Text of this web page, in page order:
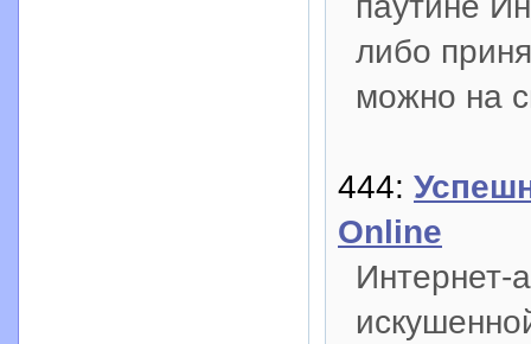
либо
можно на
444:
Online
Интернет-